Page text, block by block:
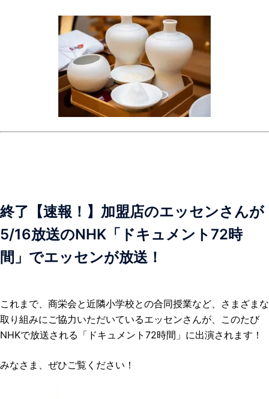
終了【速報！】加盟店のエッセンさんが
5/16放送のNHK「ドキュメント72時
間」でエッセンが放送！
これまで、商栄会と近隣小学校との合同授業など、さまざまな
取り組みにご協力いただいているエッセンさんが、このたび
NHKで放送される「ドキュメント72時間」に出演されます！
みなさま、ぜひご覧ください！